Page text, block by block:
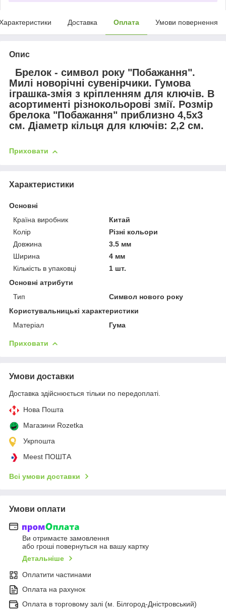
Доставка Оплата Умови повернення
Опис
Брелок - символ року "Побажання".
Милі новорічні сувенірчики. Гумова
іграшка-змія з кріпленням для ключів. В
асортименті різнокольорові змії. Розмір
брелока "Побажання" приблизно 4,5х3
см. Діаметр кільця для ключів: 2,2 см.
Приховати
Характеристики
Основні
Країна виробник
Китай
Колір
Різні кольори
Довжина
3.5 мм
Ширина
4 мм
Кількість в упаковці
1 шт.
Основні атрибути
Тип
Символ нового року
Користувальницькі характеристики
Матеріал
Гума
Приховати
Умови доставки
Доставка здійснюється тільки по передоплаті.
Нова Пошта
Магазини Rozetka
Укрпошта
Meest ПОШТА
Всі умови доставки
Умови оплати
Ви отримаєте замовлення
або гроші повернуться на вашу картку
Детальніше
Оплатити частинами
Оплата на рахунок
Оплата в торговому залі (м. Білгород-Дністровський)